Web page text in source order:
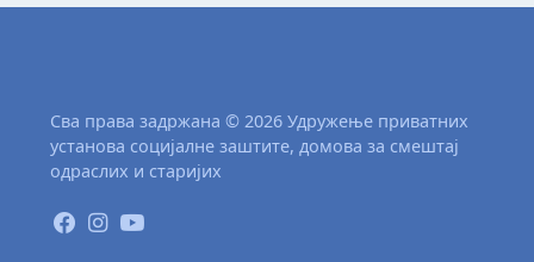
Сва права задржана © 2026 Удружење приватних
установа социјалне заштите, домова за смештај
одраслих и старијих